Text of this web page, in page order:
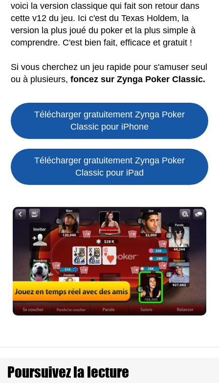
voici la version classique qui fait son retour dans
cette v12 du jeu. Ici c'est du Texas Holdem, la
version la plus joué du poker et la plus simple à
comprendre. C'est bien fait, efficace et gratuit !
Si vous cherchez un jeu rapide pour s'amuser seul
ou à plusieurs,foncez sur Zynga Poker Classic.
Télécharger gratuitement Zynga Poker
Classic pour iPhone
Télécharger gratuitement Zynga Poker
Classic pour iPad
Poursuivez la lecture